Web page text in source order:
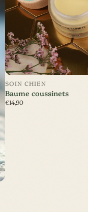
SOIN CHIEN
Baume coussinets
€14,90